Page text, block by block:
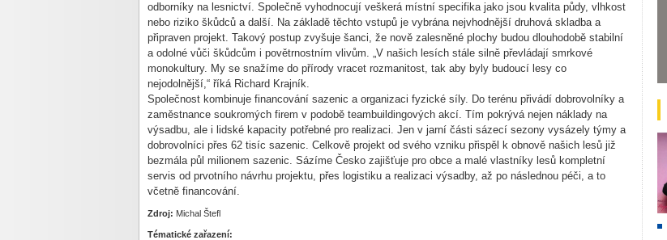
odborníky na lesnictví. Společně vyhodnocují veškerá místní specifika jako jsou kvalita půdy, vlhkost
nebo riziko škůdců a další. Na základě těchto vstupů je vybrána nejvhodnější druhová skladba a
připraven projekt. Takový postup zvyšuje šanci, že nově zalesněné plochy budou dlouhodobě stabilní
a odolné vůči škůdcům i povětrnostním vlivům. „V našich lesích stále silně převládají smrkové
monokultury. My se snažíme do přírody vracet rozmanitost, tak aby byly budoucí lesy co
nejodolnější,“ říká Richard Krajník.
Společnost kombinuje financování sazenic a organizaci fyzické síly. Do terénu přivádí dobrovolníky a
zaměstnance soukromých firem v podobě teambuildingových akcí. Tím pokrývá nejen náklady na
výsadbu, ale i lidské kapacity potřebné pro realizaci. Jen v jarní části sázecí sezony vysázely týmy a
dobrovolníci přes 62 tisíc sazenic. Celkově projekt od svého vzniku přispěl k obnově našich lesů již
bezmála půl milionem sazenic. Sázíme Česko zajišťuje pro obce a malé vlastníky lesů kompletní
servis od prvotního návrhu projektu, přes logistiku a realizaci výsadby, až po následnou péči, a to
včetně financování.
Zdroj: Michal Štefl
Tématické zařazení: